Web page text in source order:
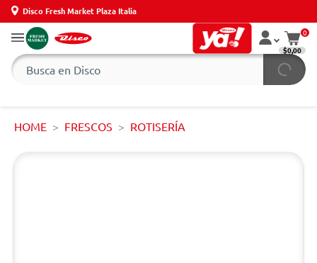
Disco Fresh Market Plaza Italia
0
$0,00
HOME FRESCOS ROTISERÍA